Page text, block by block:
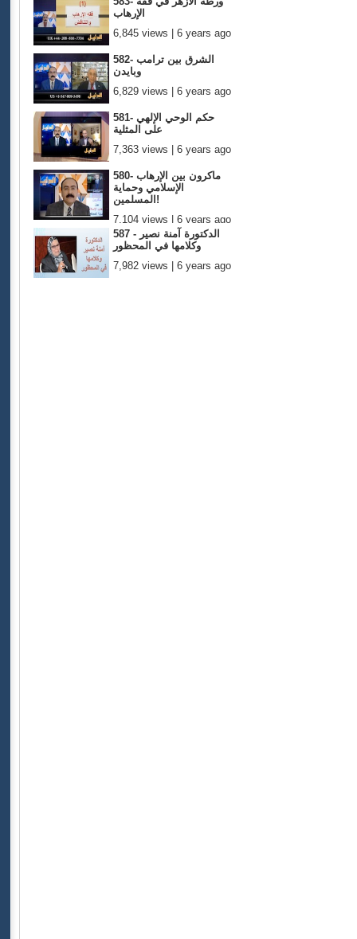
الإرهاب
6,845 views | 6 years ago
582- الشرق بين ترامب
وبايدن
6,829 views | 6 years ago
581- حكم الوحي الإلهي
على المثلية
7,363 views | 6 years ago
580- ماكرون بين الإرهاب
الإسلامي وحماية
المسلمين!
7,104 views | 6 years ago
587 - الدكتورة آمنة نصير
وكلامها في المحظور
7,982 views | 6 years ago